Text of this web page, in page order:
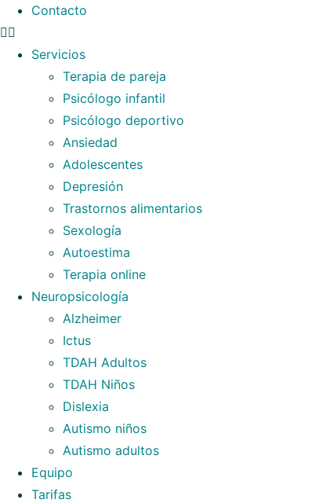
Contacto
Servicios
Terapia de pareja
Psicólogo infantil
Psicólogo deportivo
Ansiedad
Adolescentes
Depresión
Trastornos alimentarios
Sexología
Autoestima
Terapia online
Neuropsicología
Alzheimer
Ictus
TDAH Adultos
TDAH Niños
Dislexia
Autismo niños
Autismo adultos
Equipo
Tarifas